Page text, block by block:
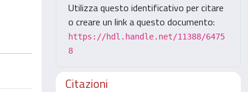
Utilizza questo identificativo per citare
o creare un link a questo documento:
https://hdl.handle.net/11388/6475
8
Citazioni